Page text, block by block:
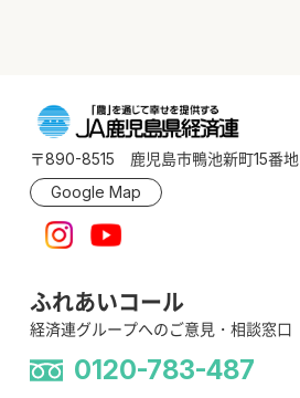
〒890-8515 鹿児島市鴨池新町15番地
Google Map
ふれあいコール
経済連グループへのご意見・相談窓口
0120-783-487